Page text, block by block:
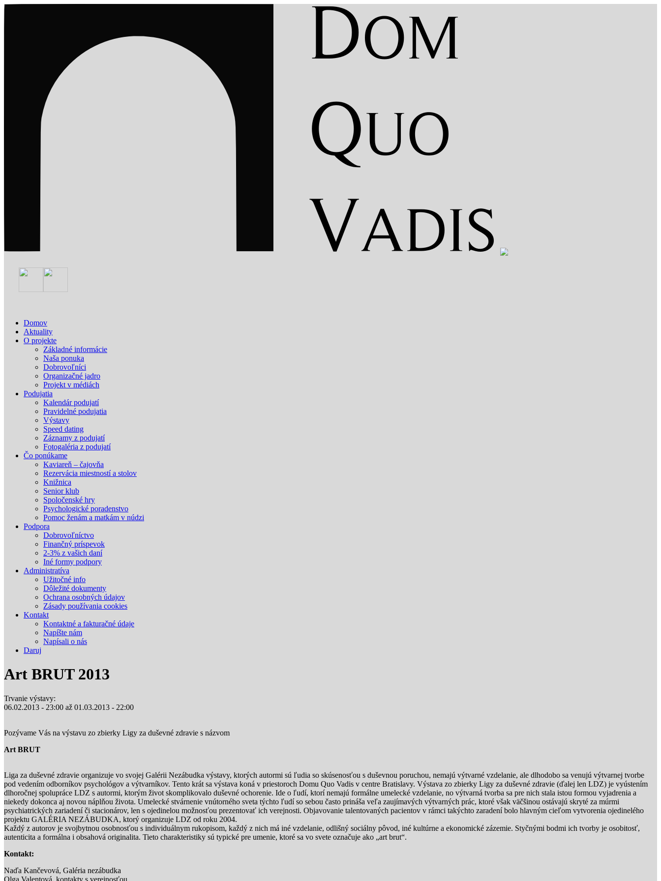
Domov
Aktuality
O projekte
Základné informácie
Naša ponuka
Dobrovoľníci
Organizačné jadro
Projekt v médiách
Podujatia
Kalendár podujatí
Pravidelné podujatia
Výstavy
Speed dating
Záznamy z podujatí
Fotogaléria z podujatí
Čo ponúkame
Kaviareň – čajovňa
Rezervácia miestností a stolov
Knižnica
Senior klub
Spoločenské hry
Psychologické poradenstvo
Pomoc ženám a matkám v núdzi
Podpora
Dobrovoľníctvo
Finančný príspevok
2-3% z vašich daní
Iné formy podpory
Administratíva
Užitočné info
Dôležité dokumenty
Ochrana osobných údajov
Zásady používania cookies
Kontakt
Kontaktné a fakturačné údaje
Napíšte nám
Napísali o nás
Daruj
Art BRUT 2013
Trvanie výstavy:
06.02.2013 - 23:00 až 01.03.2013 - 22:00
Pozývame Vás na výstavu zo zbierky Ligy za duševné zdravie s názvom
Art BRUT
Liga za duševné zdravie organizuje vo svojej Galérii Nezábudka výstavy, ktorých autormi sú ľudia so skúsenosťou s duševnou poruchou, nemajú výtvarné vzdelanie, ale dlhodobo sa venujú výtvarnej tvorbe
pod vedením odborníkov psychológov a výtvarníkov. Tento krát sa výstava koná v priestoroch Domu Quo Vadis v centre Bratislavy. Výstava zo zbierky Ligy za duševné zdravie (ďalej len LDZ) je vyústením
dlhoročnej spolupráce LDZ s autormi, ktorým život skomplikovalo duševné ochorenie. Ide o ľudí, ktorí nemajú formálne umelecké vzdelanie, no výtvarná tvorba sa pre nich stala istou formou vyjadrenia a
niekedy dokonca aj novou náplňou života. Umelecké stvárnenie vnútorného sveta týchto ľudí so sebou často prináša veľa zaujímavých výtvarných prác, ktoré však väčšinou ostávajú skryté za múrmi
psychiatrických zariadení či stacionárov, len s ojedinelou možnosťou prezentovať ich verejnosti. Objavovanie talentovaných pacientov v rámci takýchto zaradení bolo hlavným cieľom vytvorenia ojedinelého
projektu GALÉRIA NEZÁBUDKA, ktorý organizuje LDZ od roku 2004.
Každý z autorov je svojbytnou osobnosťou s individuálnym rukopisom, každý z nich má iné vzdelanie, odlišný sociálny pôvod, iné kultúrne a ekonomické zázemie. Styčnými bodmi ich tvorby je osobitosť,
autenticita a formálna i obsahová originalita. Tieto charakteristiky sú typické pre umenie, ktoré sa vo svete označuje ako „art brut“.
Kontakt:
Naďa Kančevová, Galéria nezábudka
Olga Valentová, kontakty s verejnosťou